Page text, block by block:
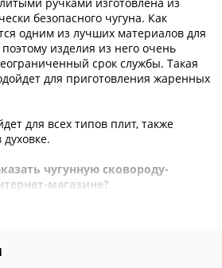
безопасного чугуна. Как
одним из лучших материалов для
изделия из него очень
срок службы. Такая
для приготовления жаренных
для всех типов плит, также
чугунную сковороду-
магазине?
приобрести чугунные сковороды,
вас возникнут вопросы по